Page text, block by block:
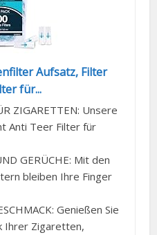
Aufsatz, Filter
für...
ZIGARETTEN: Unsere
Anti Teer Filter für
GERÜCHE: Mit den
bleiben Ihre Finger
Genießen Sie
Ihrer Zigaretten,